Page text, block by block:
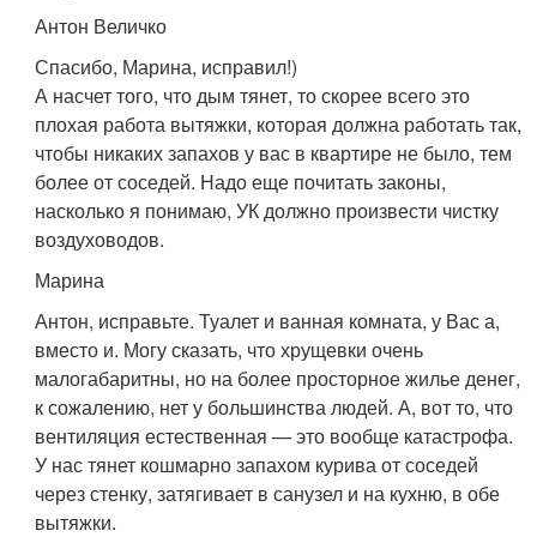
Антон Величко
Спасибо, Марина, исправил!)
А насчет того, что дым тянет, то скорее всего это
плохая работа вытяжки, которая должна работать так,
чтобы никаких запахов у вас в квартире не было, тем
более от соседей. Надо еще почитать законы,
насколько я понимаю, УК должно произвести чистку
воздуховодов.
Марина
Антон, исправьте. Туалет и ванная комната, у Вас а,
вместо и. Могу сказать, что хрущевки очень
малогабаритны, но на более просторное жилье денег,
к сожалению, нет у большинства людей. А, вот то, что
вентиляция естественная — это вообще катастрофа.
У нас тянет кошмарно запахом курива от соседей
через стенку, затягивает в санузел и на кухню, в обе
вытяжки.